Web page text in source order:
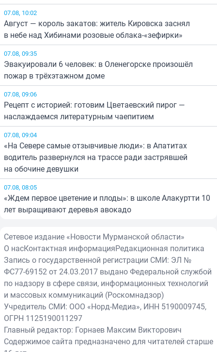
07.08, 10:02
Август — король закатов: житель Кировска заснял
в небе над Хибинами розовые облака-«зефирки»
07.08, 09:35
Эвакуировали 6 человек: в Оленегорске произошёл
пожар в трёхэтажном доме
07.08, 09:06
Рецепт с историей: готовим Цветаевский пирог —
наслаждаемся литературным чаепитием
07.08, 09:04
«На Севере самые отзывчивые люди»: в Апатитах
водитель развернулся на трассе ради застрявшей
на обочине девушки
07.08, 08:05
«Ждем первое цветение и плоды»: в школе Алакуртти 10
лет выращивают деревья авокадо
Сетевое издание «Новости Мурманской области»
О насКонтактная информацияРедакционная политика
Запись о государственной регистрации СМИ: ЭЛ №
ФС77-69152 от 24.03.2017 выдано Федеральной службой
по надзору в сфере связи, информационных технологий
и массовых коммуникаций (Роскомнадзор)
Учредитель СМИ: ООО «Норд-Медиа», ИНН 5190009745,
ОГРН 1125190011297
Главный редактор: Горнаев Максим Викторович
Содержимое сайта предназначено для читателей старше